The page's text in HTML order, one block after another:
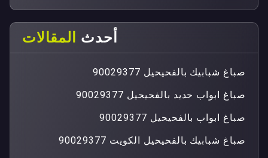
أحدث المقالات
صباغ شبابيك بالفحيحيل 90029377
صباغ ابواب حديد بالفحيحيل 90029377
صباغ ابواب بالفحيحيل 90029377
صباغ شبابيك بالفحيحيل الكويت 90029377